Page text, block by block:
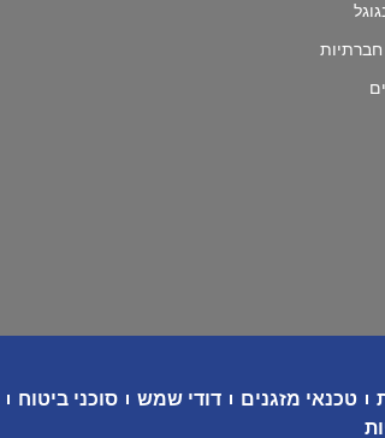
טכנאי מזגנים דודי שמש סוכני ביטוח